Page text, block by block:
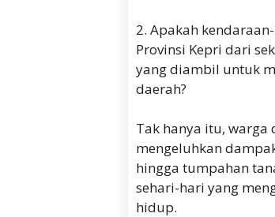
2. Apakah
Provinsi Kepri dari
yang diambil untuk
daerah?
Tak hanya itu, warga
mengeluhkan
hingga tumpahan
sehari-hari yang
hidup.